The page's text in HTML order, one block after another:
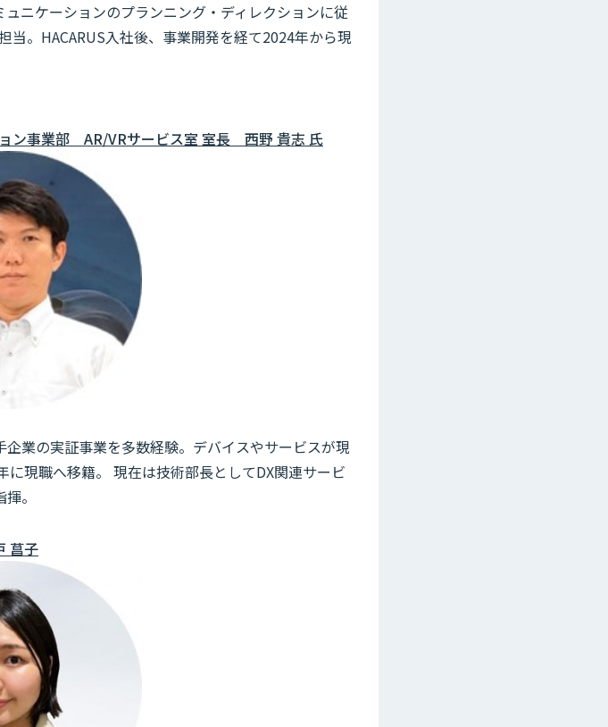
ニケーションのプランニング・ディレクションに従
。HACARUS入社後、事業開発を経て2024年から現
ン事業部 AR/VRサービス室 室長 西野 貴志 氏
業の実証事業を多数経験。デバイスやサービスが現
現職へ移籍。 現在は技術部長としてDX関連サービ
。
菖子